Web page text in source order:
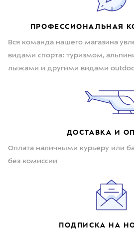
ПРОФЕССИОНАЛЬНАЯ
Вся команда нашего магазина
видами спорта: туризмом,
лыжами и другими видами
ДОСТАВКА И
Оплата наличными курьеру или
без комиссии
ПОДПИСКА НА